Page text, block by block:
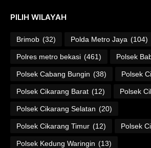
PILIH WILAYAH
Brimob (32) Polda Metro Jaya (104)
Polres metro bekasi (461) Polsek
Polsek Cabang Bungin (38) Polsek
Polsek Cikarang Barat (12) Polsek
Polsek Cikarang Selatan (20)
Polsek Cikarang Timur (12) Polsek
Polsek Kedung Waringin (13)